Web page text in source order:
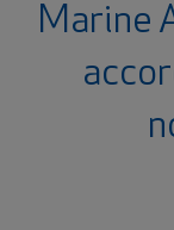
Marine